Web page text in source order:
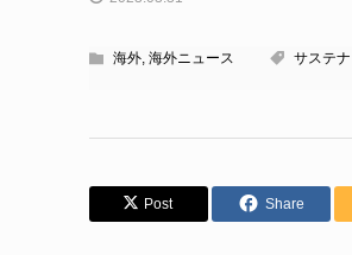
海外, 海外ニュース サステ
Post Share